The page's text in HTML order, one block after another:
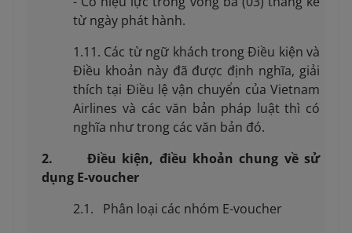
từ ngày phát hành.
1.11. Các từ ngữ khách trong Điều kiện và
Điều khoản này đã được định nghĩa, giải
thích tại Điều lệ vận chuyển của Vietnam
Airlines và các văn bản pháp luật thì có
nghĩa như trong các văn bản đó.
2. Điều kiện, điều khoản chung về sử
dụng E-voucher
2.1. Phân loại các nhóm E-voucher